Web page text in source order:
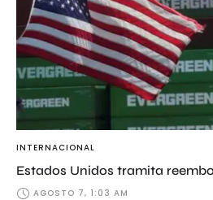
INTERNACIONAL
Estados Unidos tramita
AGOSTO 7, 1:03 AM